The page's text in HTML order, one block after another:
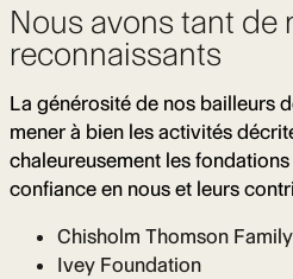
Nous avons tant de
reconnaissants
La générosité de nos bailleurs
mener à bien les activités
chaleureusement les
confiance en nous et leurs
Chisholm Thomson
Ivey Foundation